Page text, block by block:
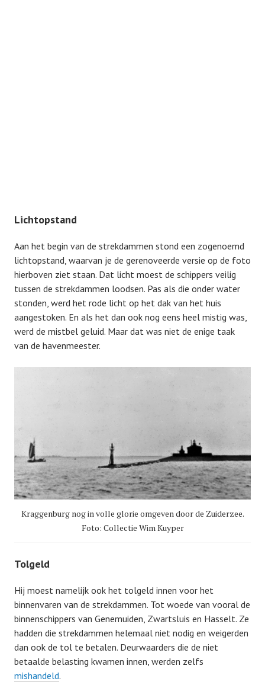
Lichtopstand
Aan het begin van de strekdammen stond een zogenoemd
lichtopstand, waarvan je de gerenoveerde versie op de foto
hierboven ziet staan. Dat licht moest de schippers veilig
tussen de strekdammen loodsen. Pas als die onder water
stonden, werd het rode licht op het dak van het huis
aangestoken. En als het dan ook nog eens heel mistig was,
werd de mistbel geluid. Maar dat was niet de enige taak
van de havenmeester.
Kraggenburg nog in volle glorie omgeven door de Zuiderzee.
Foto: Collectie Wim Kuyper
Tolgeld
Hij moest namelijk ook het tolgeld innen voor het
binnenvaren van de strekdammen. Tot woede van vooral de
binnenschippers van Genemuiden, Zwartsluis en Hasselt. Ze
hadden die strekdammen helemaal niet nodig en weigerden
dan ook de tol te betalen. Deurwaarders die de niet
betaalde belasting kwamen innen, werden zelfs
mishandeld.